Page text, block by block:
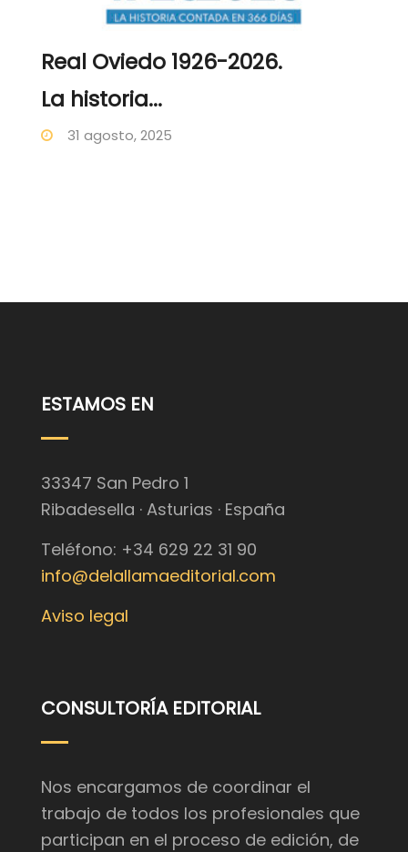
Real Oviedo 1926-2026.
La historia...
31 agosto, 2025
ESTAMOS EN
33347 San Pedro 1
Ribadesella · Asturias · España
Teléfono: +34 629 22 31 90
info@delallamaeditorial.com
Aviso legal
CONSULTORÍA EDITORIAL
Nos encargamos de coordinar el
trabajo de todos los profesionales que
participan en el proceso de edición, de